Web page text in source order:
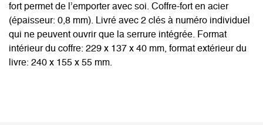
fort permet de l’emporter avec soi. Coffre-fort en acier
(épaisseur: 0,8 mm). Livré avec 2 clés à numéro individuel
qui ne peuvent ouvrir que la serrure intégrée. Format
intérieur du coffre: 229 x 137 x 40 mm, format extérieur du
livre: 240 x 155 x 55 mm.